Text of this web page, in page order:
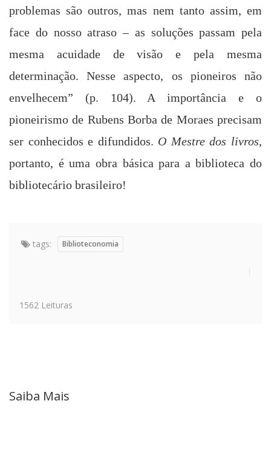
problemas são outros, mas nem tanto assim, em
face do nosso atraso – as soluções passam pela
mesma acuidade de visão e pela mesma
determinação. Nesse aspecto, os pioneiros não
envelhecem” (p. 104). A importância e o
pioneirismo de Rubens Borba de Moraes precisam
ser conhecidos e difundidos. O Mestre dos livros,
portanto, é uma obra básica para a biblioteca do
bibliotecário brasileiro!
tags: Biblioteconomia
1562 Leituras
Saiba Mais